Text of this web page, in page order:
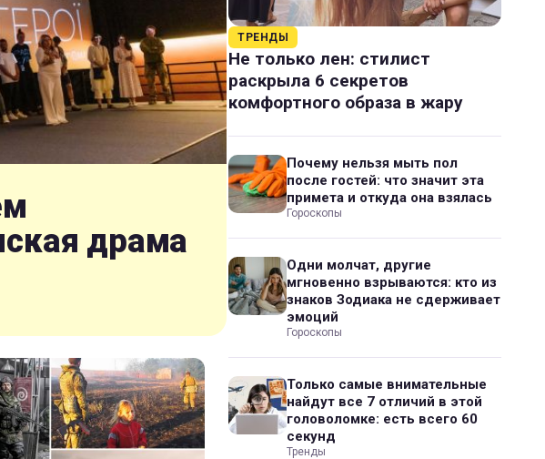
драма
ТРЕНДЫ
Не только лен: стилист
раскрыла 6 секретов
комфортного образа в жару
Почему нельзя мыть пол
после гостей: что значит эта
примета и откуда она взялась
Гороскопы
Одни молчат, другие
мгновенно взрываются: кто из
знаков Зодиака не сдерживает
эмоций
Гороскопы
Только самые внимательные
найдут все 7 отличий в этой
головоломке: есть всего 60
секунд
Тренды